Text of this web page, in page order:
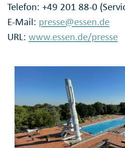
Telefon: +49 201 88-0
E-Mail: presse@essen.de
URL: www.essen.de/presse